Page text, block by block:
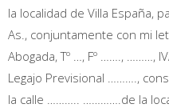
la localidad de Villa España,
As., conjuntamente con mi
Abogada, Tº …, Fº ……., ………,
Legajo Previsional ……….,
la calle ……….. ………….de la